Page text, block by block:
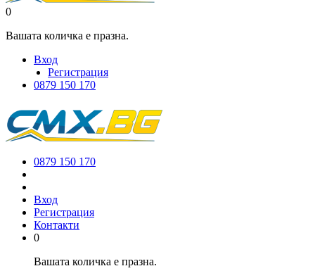
0
Вашата количка е празна.
Вход
Регистрация
0879 150 170
0879 150 170
Вход
Регистрация
Контакти
0
Вашата количка е празна.